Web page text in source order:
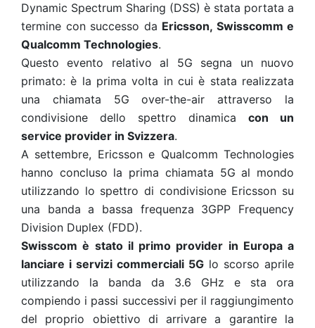
Dynamic Spectrum Sharing (DSS) è stata portata a
termine con successo da Ericsson, Swisscomm e
Qualcomm Technologies.
Questo evento relativo al 5G segna un nuovo
primato: è la prima volta in cui è stata realizzata
una chiamata 5G over-the-air attraverso la
condivisione dello spettro dinamica con un
service provider in Svizzera.
A settembre, Ericsson e Qualcomm Technologies
hanno concluso la prima chiamata 5G al mondo
utilizzando lo spettro di condivisione Ericsson su
una banda a bassa frequenza 3GPP Frequency
Division Duplex (FDD).
Swisscom è stato il primo provider in Europa a
lanciare i servizi commerciali 5G lo scorso aprile
utilizzando la banda da 3.6 GHz e sta ora
compiendo i passi successivi per il raggiungimento
del proprio obiettivo di arrivare a garantire la